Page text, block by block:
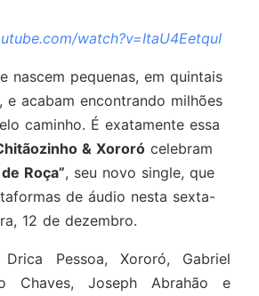
watch?v=ItaU4EetquI
nascem pequenas, em quintais
e acabam encontrando milhões
caminho. É exatamente essa
& Xororócelebram
Roça”, seu novo single, que
de áudio nesta sexta-
12 de dezembro.
Pessoa, Xororó, Gabriel
Chaves, Joseph Abrahão e